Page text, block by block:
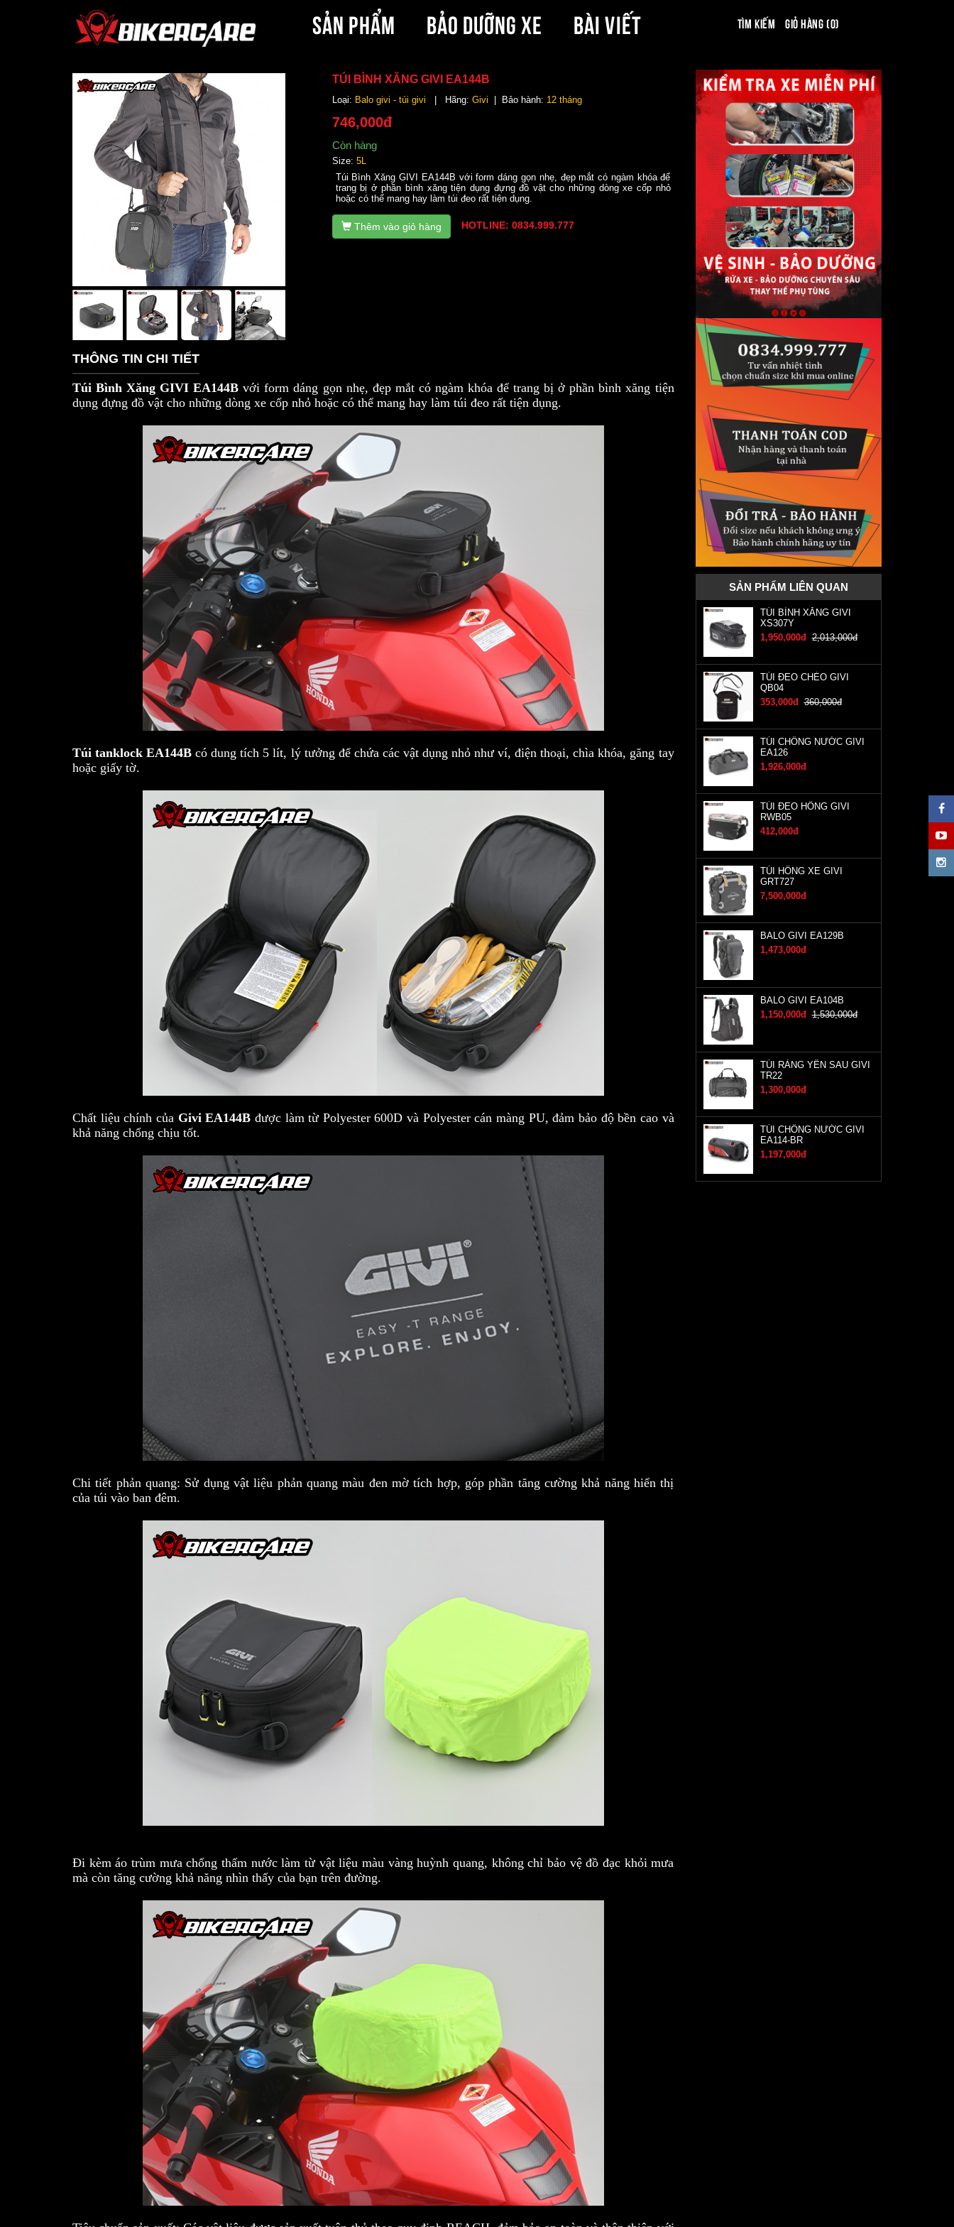
SẢN PHẨM BẢO DƯỠNG XE BÀI VIẾT Tìm kiếm Giỏ hàng (0)
TÚI BÌNH XĂNG GIVI EA144B
Loại: Balo givi - túi givi | Hãng: Givi | Bảo hành: 12 tháng
746,000đ
Còn hàng
Size: 5L
Túi Bình Xăng GIVI EA144B với form dáng gọn nhẹ, đẹp mắt có ngàm khóa để
trang bị ở phần bình xăng tiện dụng đựng đồ vật cho những dòng xe cốp nhỏ
hoặc có thể mang hay làm túi đeo rất tiện dụng.
Thêm vào giỏ hàng HOTLINE: 0834.999.777
THÔNG TIN CHI TIẾT
Túi Bình Xăng GIVI EA144B với form dáng gọn nhẹ, đẹp mắt có ngàm khóa để trang bị ở phần bình xăng tiện
dụng đựng đồ vật cho những dòng xe cốp nhỏ hoặc có thể mang hay làm túi đeo rất tiện dụng.
Túi tanklock EA144B có dung tích 5 lít, lý tưởng để chứa các vật dụng nhỏ như ví, điện thoại, chìa khóa, găng tay
hoặc giấy tờ.
Chất liệu chính của Givi EA144B được làm từ Polyester 600D và Polyester cán màng PU, đảm bảo độ bền cao và
khả năng chống chịu tốt.
Chi tiết phản quang: Sử dụng vật liệu phản quang màu đen mờ tích hợp, góp phần tăng cường khả năng hiển thị
của túi vào ban đêm.
Đi kèm áo trùm mưa chống thấm nước làm từ vật liệu màu vàng huỳnh quang, không chỉ bảo vệ đồ đạc khỏi mưa
mà còn tăng cường khả năng nhìn thấy của bạn trên đường.
SẢN PHẨM LIÊN QUAN
TÚI BÌNH XĂNG GIVI
XS307Y
1,950,000đ 2,013,000đ
TÚI ĐEO CHÉO GIVI
QB04
353,000đ 360,000đ
TÚI CHỐNG NƯỚC GIVI
EA126
1,926,000đ
TÚI ĐEO HÔNG GIVI
RWB05
412,000đ
TÚI HÔNG XE GIVI
GRT727
7,500,000đ
BALO GIVI EA129B
1,473,000đ
BALO GIVI EA104B
1,150,000đ 1,530,000đ
TÚI RÀNG YÊN SAU GIVI
TR22
1,300,000đ
TÚI CHỐNG NƯỚC GIVI
EA114-BR
1,197,000đ